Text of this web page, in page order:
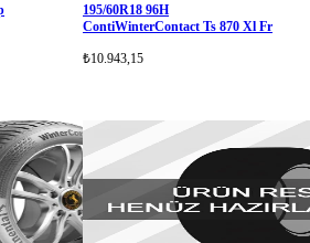
195/60R18 96H
ContiWinterContact Ts 870 Xl Fr
₺10.943,15